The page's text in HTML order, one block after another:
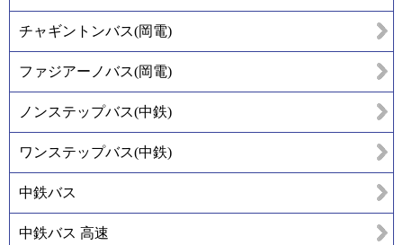
チャギントンバス(岡電)
ファジアーノバス(岡電)
ノンステップバス(中鉄)
ワンステップバス(中鉄)
中鉄バス
中鉄バス 高速